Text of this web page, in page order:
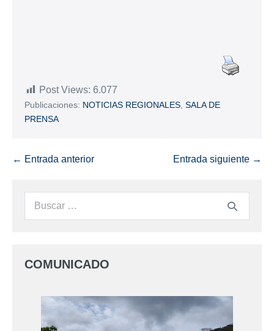
Post Views: 6.077
Publicaciones: NOTICIAS REGIONALES SALA DE
PRENSA
← Entrada anterior Entrada siguiente →
COMUNICADO